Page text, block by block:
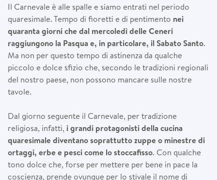
Il Carnevale è alle spalle e siamo entrati nel periodo
quaresimale. Tempo di fioretti e di pentimento nei
quaranta giorni che dal mercoledìdelle Ceneri
raggiungono la Pasqua e, in particolare, il Sabato Santo.
Ma non per questo tempo di astinenza da qualche
piccolo e dolce sfizio che, secondo le tradizioni regionali
del nostro paese, non possono mancare sulle nostre
tavole.
Dal giorno seguente il Carnevale, per tradizione
religiosa, infatti, i grandi protagonisti della cucina
quaresimale diventano soprattutto zuppe o minestre di
ortaggi, erbe e pesci come lo stoccafisso. Con qualche
tono dolce che, forse per mettere per bene in pace la
coscienza, prende ovunque per lo stivale il nome di